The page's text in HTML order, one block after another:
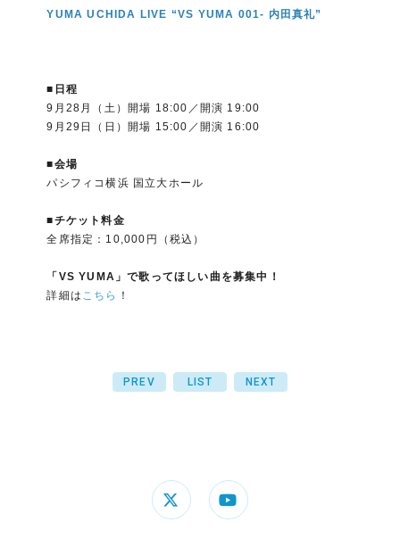
YUMA UCHIDA LIVE “VS YUMA 001- 内田真礼”
■日程
9月28月（土）開場 18:00／開演 19:00
9月29日（日）開場 15:00／開演 16:00
■会場
パシフィコ横浜 国立大ホール
■チケット料金
全席指定：10,000円（税込）
「VS YUMA」で歌ってほしい曲を募集中！
詳細は こちら ！
PREV LIST NEXT